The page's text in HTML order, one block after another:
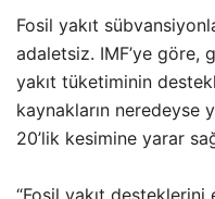
Fosil yakıt
adaletsiz. IMF’ye göre,
yakıt tüketiminin
kaynakların neredeyse
20’lik kesimine yarar
“Fosil yakıt desteklerini